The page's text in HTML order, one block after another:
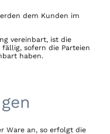
dem Kunden im
vereinbart, ist die
sofern die Parteien
haben.
Ware an, so erfolgt die